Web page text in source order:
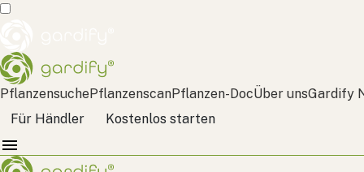
PflanzensuchePflanzenscanPflanzen-DocÜber unsGardify
Für Händler
Kostenlos starten